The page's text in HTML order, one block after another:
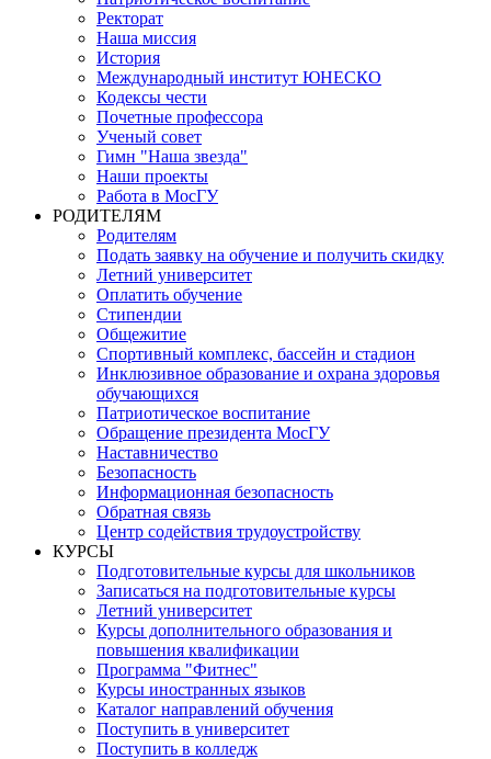
Ректорат
Наша миссия
История
Международный институт ЮНЕСКО
Кодексы чести
Почетные профессора
Ученый совет
Гимн "Наша звезда"
Наши проекты
Работа в МосГУ
РОДИТЕЛЯМ
Родителям
Подать заявку на обучение и получить скидку
Летний университет
Оплатить обучение
Стипендии
Общежитие
Спортивный комплекс, бассейн и стадион
Инклюзивное образование и охрана здоровья
обучающихся
Патриотическое воспитание
Обращение президента МосГУ
Наставничество
Безопасность
Информационная безопасность
Обратная связь
Центр содействия трудоустройству
КУРСЫ
Подготовительные курсы для школьников
Записаться на подготовительные курсы
Летний университет
Курсы дополнительного образования и
повышения квалификации
Программа "Фитнес"
Курсы иностранных языков
Каталог направлений обучения
Поступить в университет
Поступить в колледж